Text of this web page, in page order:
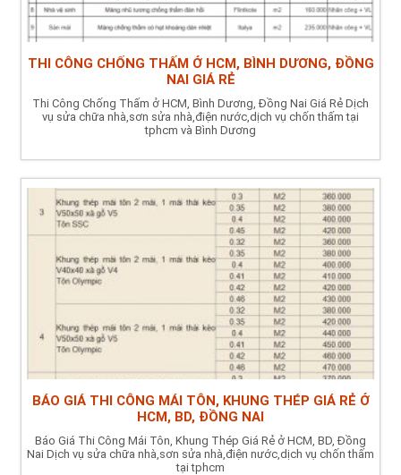
THI CÔNG CHỐNG THẤM Ở HCM, BÌNH DƯƠNG, ĐỒNG
NAI GIÁ RẺ
Thi Công Chống Thấm ở HCM, Bình Dương, Đồng Nai Giá Rẻ Dịch
vụ sửa chữa nhà,sơn sửa nhà,điện nước,dịch vụ chốn thấm tại
tphcm và Bình Dương
BÁO GIÁ THI CÔNG MÁI TÔN, KHUNG THÉP GIÁ RẺ Ở
HCM, BD, ĐỒNG NAI
Báo Giá Thi Công Mái Tôn, Khung Thép Giá Rẻ ở HCM, BD, Đồng
Nai Dịch vụ sửa chữa nhà,sơn sửa nhà,điện nước,dịch vụ chốn thấm
tại tphcm